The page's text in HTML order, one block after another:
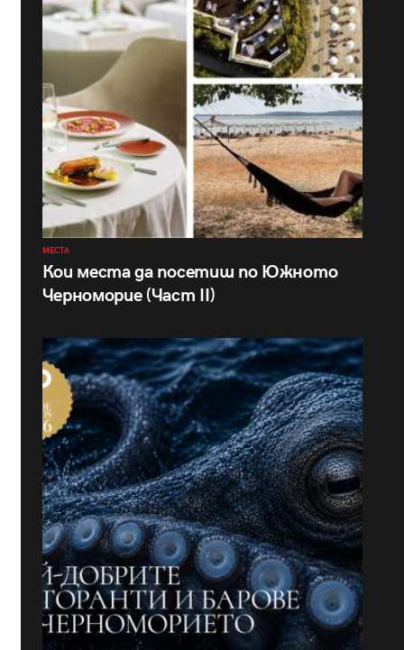
МЕСТА
Кои места да посетиш по Южното
Черноморие (Част II)